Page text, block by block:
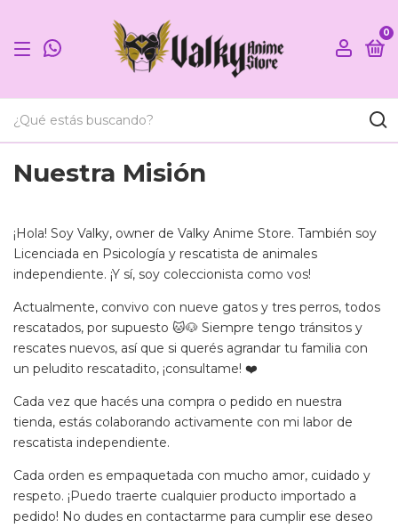
0
Nuestra Misión
¡Hola! Soy Valky, owner de Valky Anime Store. También soy
Licenciada en Psicología y rescatista de animales
independiente. ¡Y sí, soy coleccionista como vos!
Actualmente, convivo con nueve gatos y tres perros, todos
rescatados, por supuesto 🐱🐶 Siempre tengo tránsitos y
rescates nuevos, así que si querés agrandar tu familia con
un peludito rescatadito, ¡consultame! ❤️
Cada vez que hacés una compra o pedido en nuestra
tienda, estás colaborando activamente con mi labor de
rescatista independiente.
Cada orden es empaquetada con mucho amor, cuidado y
respeto. ¡Puedo traerte cualquier producto importado a
pedido! No dudes en contactarme para cumplir ese deseo